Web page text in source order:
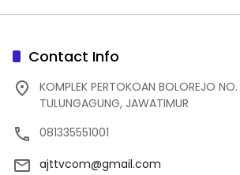
Contact Info
KOMPLEK PERTOKOAN BOLOREJO
TULUNGAGUNG, JAWATIMUR
081335551001
ajttvcom@gmail.com